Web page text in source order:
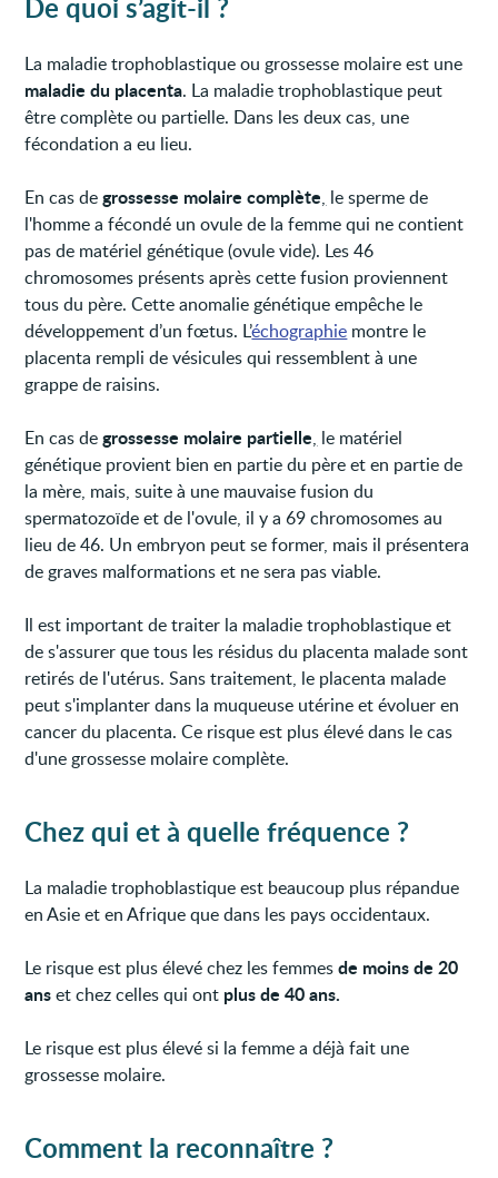
La maladie trophoblastique ou grossesse molaire est une
maladie du placenta. La maladie trophoblastique peut
être complète ou partielle. Dans les deux cas, une
fécondation a eu lieu.
En cas degrossesse molaire complète, le sperme de
l'homme a fécondé un ovule de la femme qui ne contient
pas de matériel génétique (ovule vide). Les 46
chromosomes présents après cette fusion proviennent
tous du père. Cette anomalie génétique empêche le
développement d’un fœtus. L’échographie montre le
placenta rempli de vésicules qui ressemblent à une
grappe de raisins.
En cas degrossesse molaire partielle, le matériel
génétique provient bien en partie du père et en partie de
la mère, mais, suite à une mauvaise fusion du
spermatozoïde et de l'ovule, il y a 69 chromosomes au
lieu de 46. Un embryon peut se former, mais il présentera
de graves malformations et ne sera pas viable.
Il est important de traiter la maladie trophoblastique et
de s'assurer que tous les résidus du placenta malade sont
retirés de l'utérus. Sans traitement, le placenta malade
peut s'implanter dans la muqueuse utérine et évoluer en
cancer du placenta. Ce risque est plus élevé dans le cas
d'une grossesse molaire complète.
Chez qui et à quelle fréquence ?
La maladie trophoblastique est beaucoup plus répandue
en Asie et en Afrique que dans les pays occidentaux.
Le risque est plus élevé chez les femmesde moins de 20
anset chez celles qui ont plus de 40 ans.
Le risque est plus élevé si la femme a déjà fait une
grossesse molaire.
Comment la reconnaître ?